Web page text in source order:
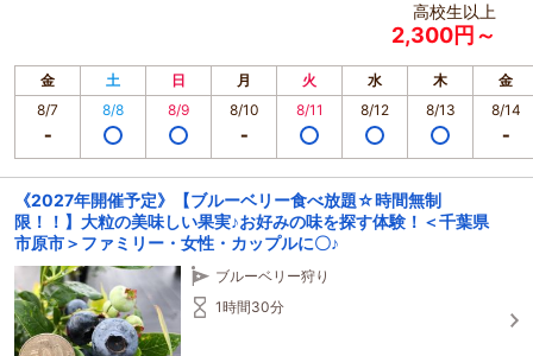
高校生以上
2,300円～
金 土 日 月 火 水 木
金
8/7
8/8 8/9 8/10 8/11 8/12 8/13 8/14
《2027年開催予定》【ブルーベリー食べ放題☆時間無制
限！！】大粒の美味しい果実♪お好みの味を探す体験！＜千葉県
市原市＞ファミリー・女性・カップルに〇♪
ブルーベリー狩り
1時間30分